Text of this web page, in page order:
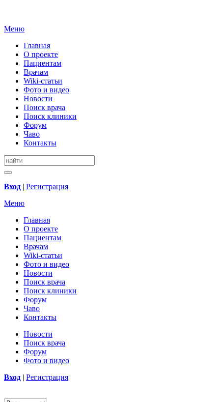
Меню
Главная
О проекте
Пациентам
Врачам
Wiki-статьи
Фото и видео
Новости
Поиск врача
Поиск клиники
Форум
Чаво
Контакты
Вход | Регистрация
Меню
Главная
О проекте
Пациентам
Врачам
Wiki-статьи
Фото и видео
Новости
Поиск врача
Поиск клиники
Форум
Чаво
Контакты
Новости
Поиск врача
Форум
Фото и видео
Вход | Регистрация